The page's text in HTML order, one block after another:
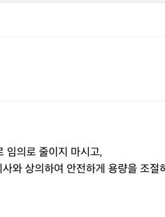
임의로 줄이지 마시고,
와 상의하여 안전하게 용량을 조절